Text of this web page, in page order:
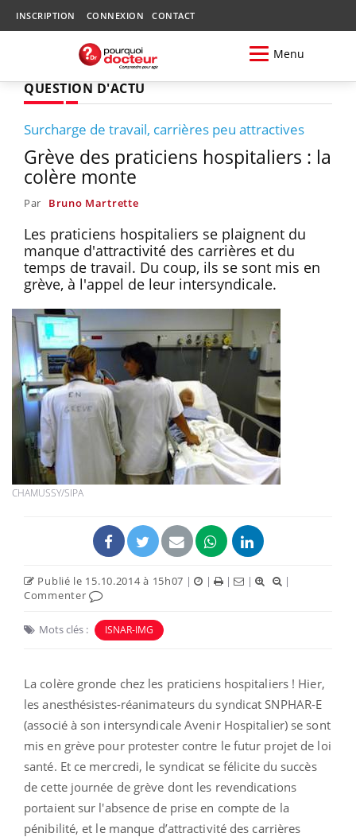
INSCRIPTION CONNEXION CONTACT
Menu
QUESTION D'ACTU
Surcharge de travail, carrières peu attractives
Grève des praticiens hospitaliers : la
colère monte
Par Bruno Martrette
Les praticiens hospitaliers se plaignent du
manque d'attractivité des carrières et du
temps de travail. Du coup, ils se sont mis en
grève, à l'appel de leur intersyndicale.
CHAMUSSY/SIPA
Publié le 15.10.2014 à 15h07 | | | |
|
Commenter
Mots clés : ISNAR-IMG
La colère gronde chez les praticiens hospitaliers ! Hier,
les anesthésistes-réanimateurs du syndicat SNPHAR-E
(associé à son intersyndicale Avenir Hospitalier) se sont
mis en grève pour protester contre le futur projet de loi
santé. Et ce mercredi, le syndicat se félicite du succès
de cette journée de grève dont les revendications
portaient sur l'absence de prise en compte de la
pénibilité, et le manque d’attractivité des carrières